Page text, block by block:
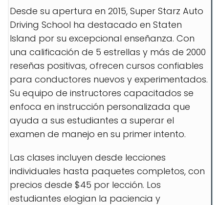
Desde su apertura en 2015, Super Starz Auto
Driving School ha destacado en Staten
Island por su excepcional enseñanza. Con
una calificación de 5 estrellas y más de 2000
reseñas positivas, ofrecen cursos confiables
para conductores nuevos y experimentados.
Su equipo de instructores capacitados se
enfoca en instrucción personalizada que
ayuda a sus estudiantes a superar el
examen de manejo en su primer intento.
Las clases incluyen desde lecciones
individuales hasta paquetes completos, con
precios desde $45 por lección. Los
estudiantes elogian la paciencia y